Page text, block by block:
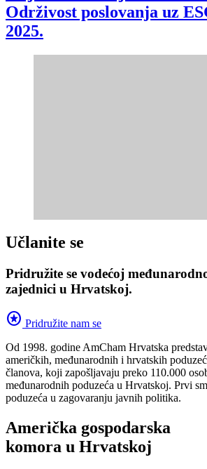
Održivost poslovanja uz
2025.
Učlanite se
Pridružite se vodećoj
zajednici u Hrvatskoj.
stars Pridružite nam se
Od 1998. godine AmCham Hrvatska
američkih, međunarodnih i hrvatskih
članova, koji zapošljavaju preko 110.000
međunarodnih poduzeća u Hrvatskoj. Prvi
poduzeća u zagovaranju javnih politika.
Američka gospodarska
komora u Hrvatskoj